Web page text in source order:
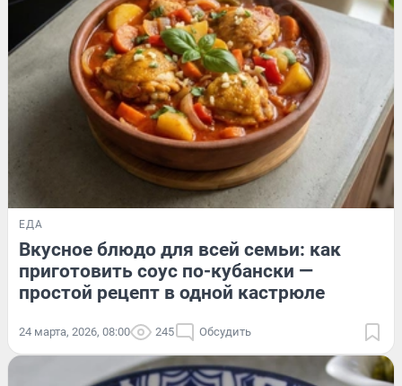
ЕДА
Вкусное блюдо для всей семьи: как
приготовить соус по-кубански —
простой рецепт в одной кастрюле
24 марта, 2026, 08:00 245 Обсудить